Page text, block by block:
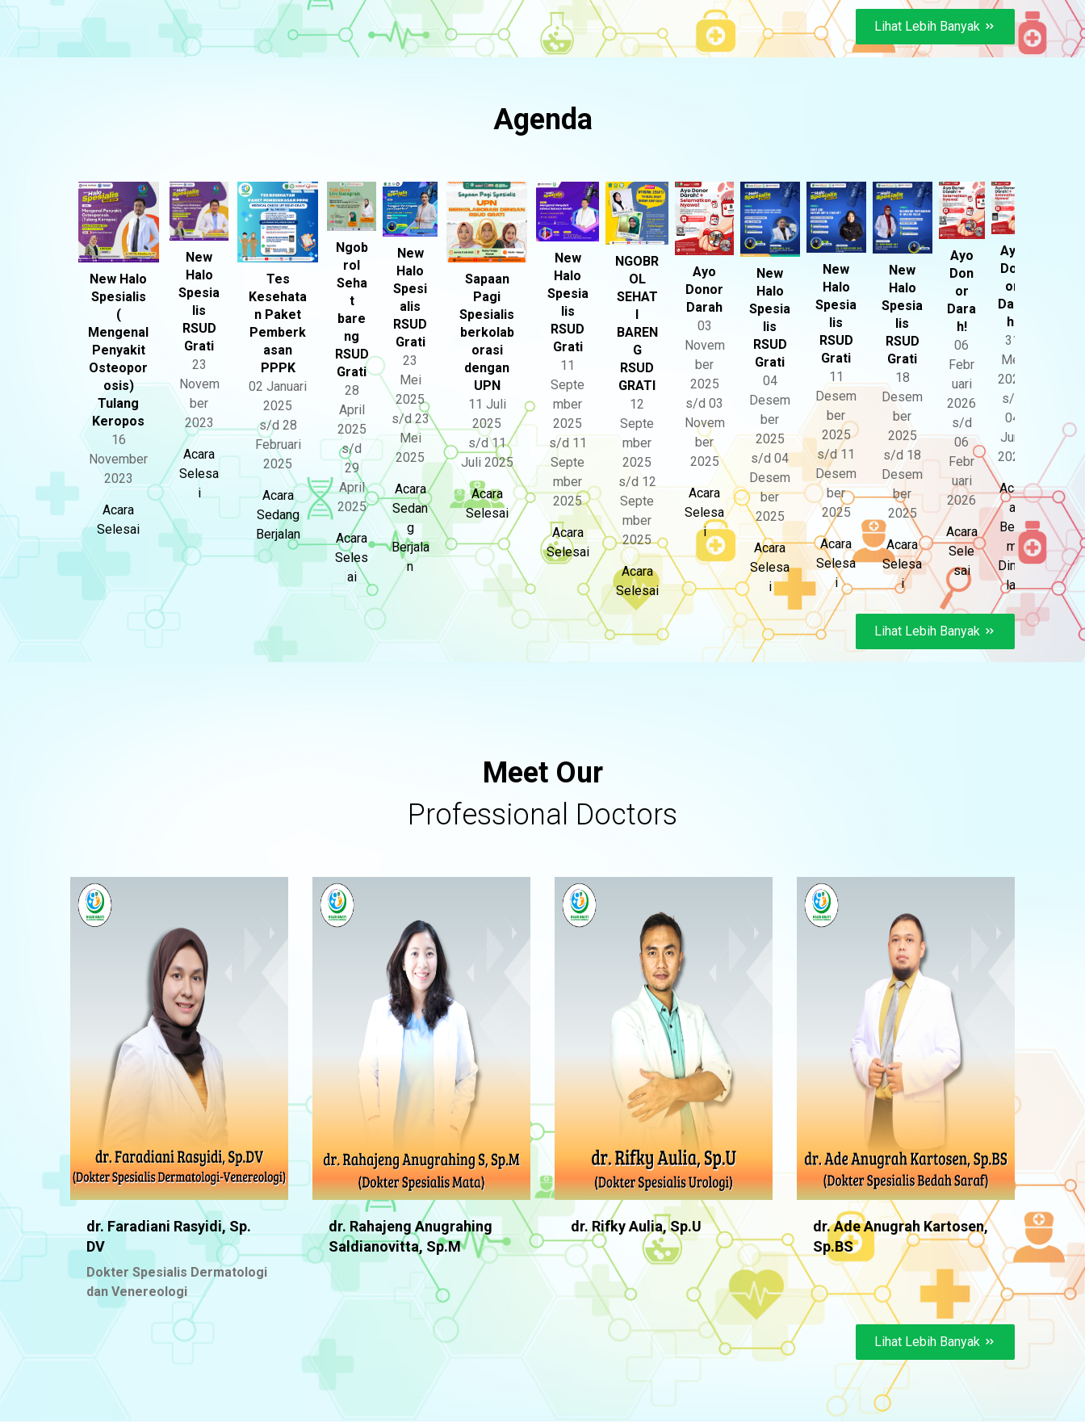
Lihat Lebih Banyak
Agenda
New Halo
Spesialis
(
Mengenal
Penyakit
Osteopor
osis)
Tulang
Keropos
16
November
2023
Acara
Selesai
New
Halo
Spesia
lis
RSUD
Grati
23
Novem
ber
2023
Acara
Selesa
i
Tes
Kesehata
n Paket
Pemberk
asan
PPPK
02 Januari
2025
s/d 28
Februari
2025
Acara
Sedang
Berjalan
Ngob
rol
Seha
t
bare
ng
RSUD
Grati
28
April
2025
s/d
29
April
2025
Acara
Seles
ai
New
Halo
Spesi
alis
RSUD
Grati
23
Mei
2025
s/d 23
Mei
2025
Acara
Sedan
g
Berjala
n
Sapaan
Pagi
Spesialis
berkolab
orasi
dengan
UPN
11 Juli
2025
s/d 11
Juli 2025
Acara
Selesai
New
Halo
Spesia
lis
RSUD
Grati
11
Septe
mber
2025
s/d 11
Septe
mber
2025
Acara
Selesai
NGOBR
OL
SEHAT
I
BAREN
G
RSUD
GRATI
12
Septe
mber
2025
s/d 12
Septe
mber
2025
Acara
Selesai
Ayo
Donor
Darah
03
Novem
ber
2025
s/d 03
Novem
ber
2025
Acara
Selesa
i
New
Halo
Spesia
lis
RSUD
Grati
04
Desem
ber
2025
s/d 04
Desem
ber
2025
Acara
Selesa
i
New
Halo
Spesia
lis
RSUD
Grati
11
Desem
ber
2025
s/d 11
Desem
ber
2025
Acara
Selesa
i
New
Halo
Spesia
lis
RSUD
Grati
18
Desem
ber
2025
s/d 18
Desem
ber
2025
Acara
Selesa
i
Ayo
Don
or
Dara
h!
06
Febr
uari
2026
s/d
06
Febr
uari
2026
Acara
Sele
sai
Ayo
Don
or
Dara
h!
31
Mei
2026
s/d
04
Juni
2026
Acar
a
Belu
m
Dimu
lai
Lihat Lebih Banyak
Meet Our
Professional Doctors
dr. Faradiani Rasyidi, Sp.
DV
Dokter Spesialis Dermatologi
dan Venereologi
dr. Rahajeng Anugrahing
Saldianovitta, Sp.M
dr. Rifky Aulia, Sp.U
dr. Ade Anugrah Kartosen,
Sp.BS
Lihat Lebih Banyak